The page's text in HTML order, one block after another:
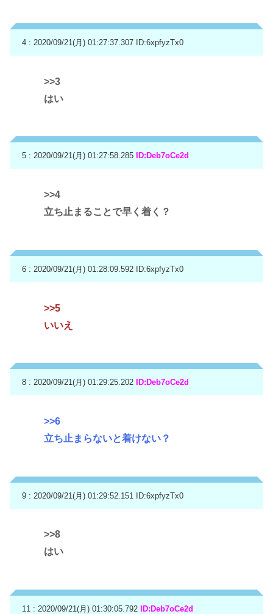
4 : 2020/09/21(月) 01:27:37.307 ID:6xpfyzTx0
>>3
はい
5 : 2020/09/21(月) 01:27:58.285 ID:Deb7oCe2d
>>4
立ち止まることで早く着く？
6 : 2020/09/21(月) 01:28:09.592 ID:6xpfyzTx0
>>5
いいえ
8 : 2020/09/21(月) 01:29:25.202 ID:Deb7oCe2d
>>6
立ち止まらないと着けない？
9 : 2020/09/21(月) 01:29:52.151 ID:6xpfyzTx0
>>8
はい
11 : 2020/09/21(月) 01:30:05.792 ID:Deb7oCe2d